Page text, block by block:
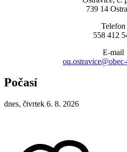
739 14
Telefon
558 412
E-mail
Počasí
dnes, čtvrtek 6. 8. 2026